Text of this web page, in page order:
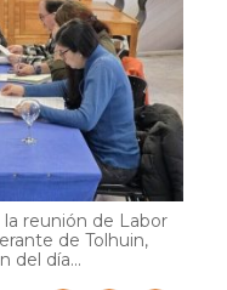
reunión de Labor
de Tolhuin,
del día...